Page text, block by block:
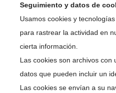
Seguimiento y datos de
Usamos cookies y
para rastrear la actividad en
cierta información.
Las cookies son archivos con
datos que pueden incluir un
Las cookies se envían a su